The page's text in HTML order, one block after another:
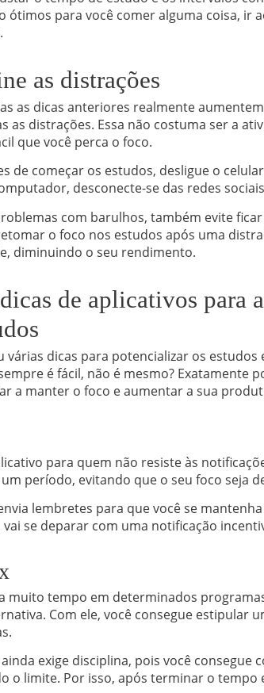
ótimos para você comer alguma coisa, ir
as distrações
as dicas anteriores realmente
as distrações. Essa não costuma ser a
que você perca o foco.
de começar os estudos, desligue o
desconecte-se das redes
com barulhos, também evite
o foco nos estudos após uma
diminuindo o seu rendimento.
de aplicativos para
várias dicas para potencializar os estudos
é fácil, não é mesmo? Exatamente
a manter o foco e aumentar a sua
para quem não resiste às
período, evitando que o seu foco seja
lembretes para que você se
vai se deparar com uma notificação
muito tempo em determinados
Com ele, você consegue estipular
exige disciplina, pois você
o limite. Por isso, após terminar o tempo